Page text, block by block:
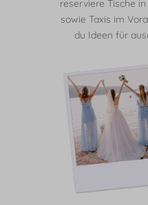
reserviere Tische
sowie Taxis im
du Ideen für